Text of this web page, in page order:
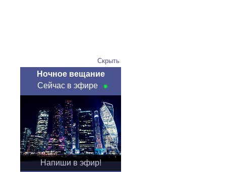
Скрыть
Ночное вещание
Сейчас в эфире
Напиши в эфир!